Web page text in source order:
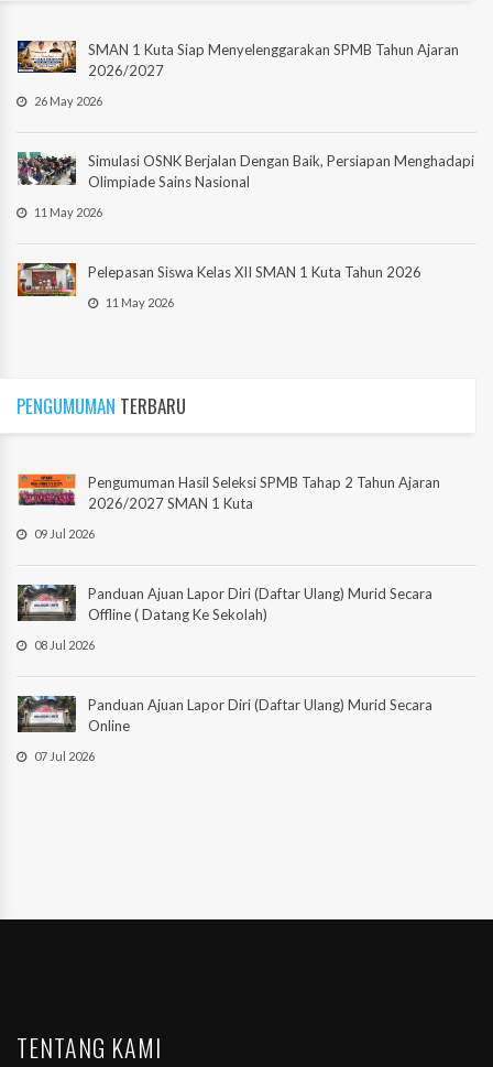
SMAN 1 Kuta Siap Menyelenggarakan SPMB Tahun Ajaran
2026/2027
26 May 2026
Simulasi OSNK Berjalan Dengan Baik, Persiapan Menghadapi
Olimpiade Sains Nasional
11 May 2026
Pelepasan Siswa Kelas XII SMAN 1 Kuta Tahun 2026
11 May 2026
PENGUMUMAN TERBARU
Pengumuman Hasil Seleksi SPMB Tahap 2 Tahun Ajaran
2026/2027 SMAN 1 Kuta
09 Jul 2026
Panduan Ajuan Lapor Diri (Daftar Ulang) Murid Secara
Offline ( Datang Ke Sekolah)
08 Jul 2026
Panduan Ajuan Lapor Diri (Daftar Ulang) Murid Secara
Online
07 Jul 2026
TENTANG KAMI